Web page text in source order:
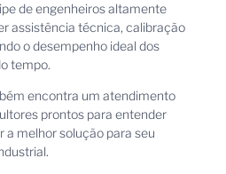
de engenheiros altamente
assistência técnica, calibração
o desempenho ideal dos
tempo.
encontra um atendimento
prontos para entender
a melhor solução para seu